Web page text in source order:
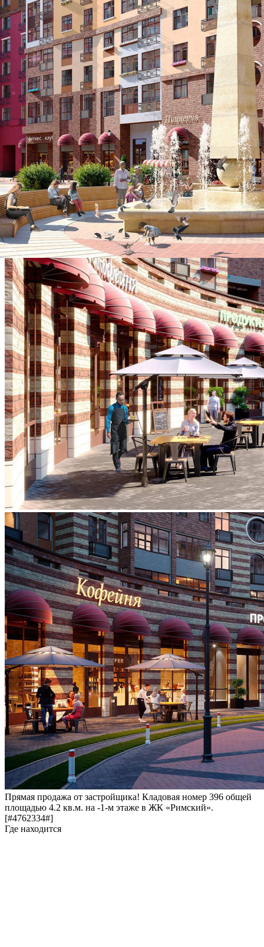
Прямая продажа от застройщика! Кладовая номер 396 общей
площадью 4.2 кв.м. на -1-м этаже в ЖК «Римский».
[#4762334#]
Где находится